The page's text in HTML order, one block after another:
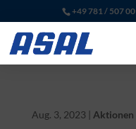
+49 781 / 507 00
Aug. 3, 2023 | Aktionen